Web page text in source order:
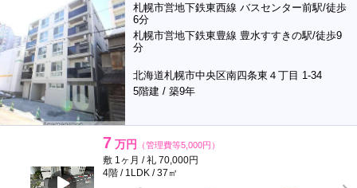
札幌市営地下鉄東西線 バスセンター前駅/徒歩
6分
札幌市営地下鉄東豊線 豊水すすきの駅/徒歩9
分
北海道札幌市中央区南四条東４丁目 1-34
5階建 / 築9年
7 万円 （管理費等5,000円）
敷 1ヶ月 / 礼 70,000円
4階 / 1LDK / 37㎡